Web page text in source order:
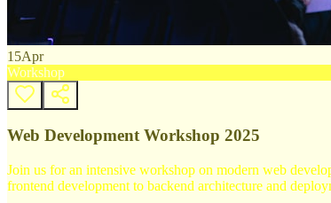
15Apr
Workshop
Web Development Workshop 2025
Join us for an intensive workshop on modern web
frontend development to backend architecture and